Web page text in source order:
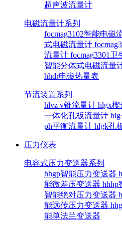
超声波流量计
电磁流量计系列
focmag3102智能电磁
式电磁流量计
流量计 focmag3301
智能分体式电磁流量
hhdr电磁热量表
节流装置系列
hlvz v锥流量计 hlgx
一体化孔板流量计
ph平衡流量计 hlgk孔
压力仪表
电容式压力变送器系列
hhgp智能压力变送器
能微差压变送器 hhhp
智能绝对压力变送器
能远传压力变送器
能单法兰变送器